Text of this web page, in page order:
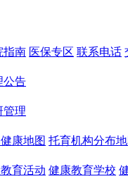
指南 医保专区 联系电话
公告
管理
康地图 托育机构分布
育活动 健康教育学校